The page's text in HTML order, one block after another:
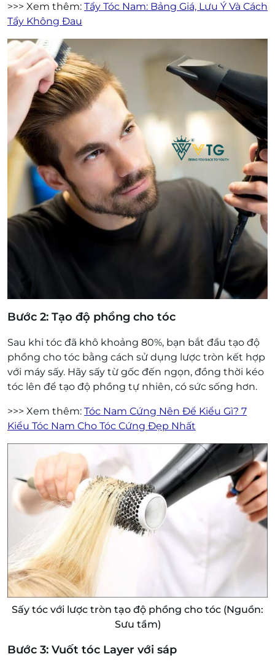
>>> Xem thêm: Tẩy Tóc Nam: Bảng Giá, Lưu Ý Và Cách
Tẩy Không Đau
Bước 2: Tạo độ phồng cho tóc
Sau khi tóc đã khô khoảng 80%, bạn bắt đầu tạo độ
phồng cho tóc bằng cách sử dụng lược tròn kết hợp
với máy sấy. Hãy sấy từ gốc đến ngọn, đồng thời kéo
tóc lên để tạo độ phồng tự nhiên, có sức sống hơn.
>>> Xem thêm: Tóc Nam Cứng Nên Để Kiểu Gì? 7
Kiểu Tóc Nam Cho Tóc Cứng Đẹp Nhất
Sấy tóc với lược tròn tạo độ phồng cho tóc (Nguồn:
Sưu tầm)
Bước 3: Vuốt tóc Layer với sáp